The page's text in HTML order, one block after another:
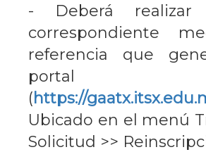
- Deberá
correspondiente
referencia que
portal
(https://
Ubicado en el menú
Solicitud >>